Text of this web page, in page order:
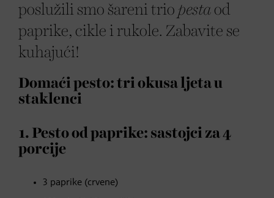
poslužili smo šareni trio pesta od
paprike, cikle i rukole. Zabavite se
kuhajući!
Domaći pesto: tri okusa ljeta u
staklenci
1. Pesto od paprike: sastojci za 4
porcije
3 paprike (crvene)